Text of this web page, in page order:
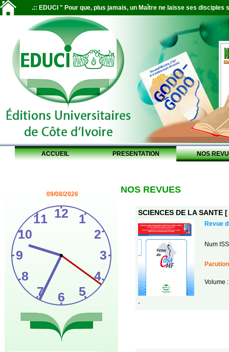
.:: EDUCI " Pour que, plus jamais, un Maître ne laisse ses disciples
ACCUEIL PRESENTATION NOS
09/08/2026 NOS REVUES
SCIENCES DE LA SANTE
Revue
Num
Volume
-